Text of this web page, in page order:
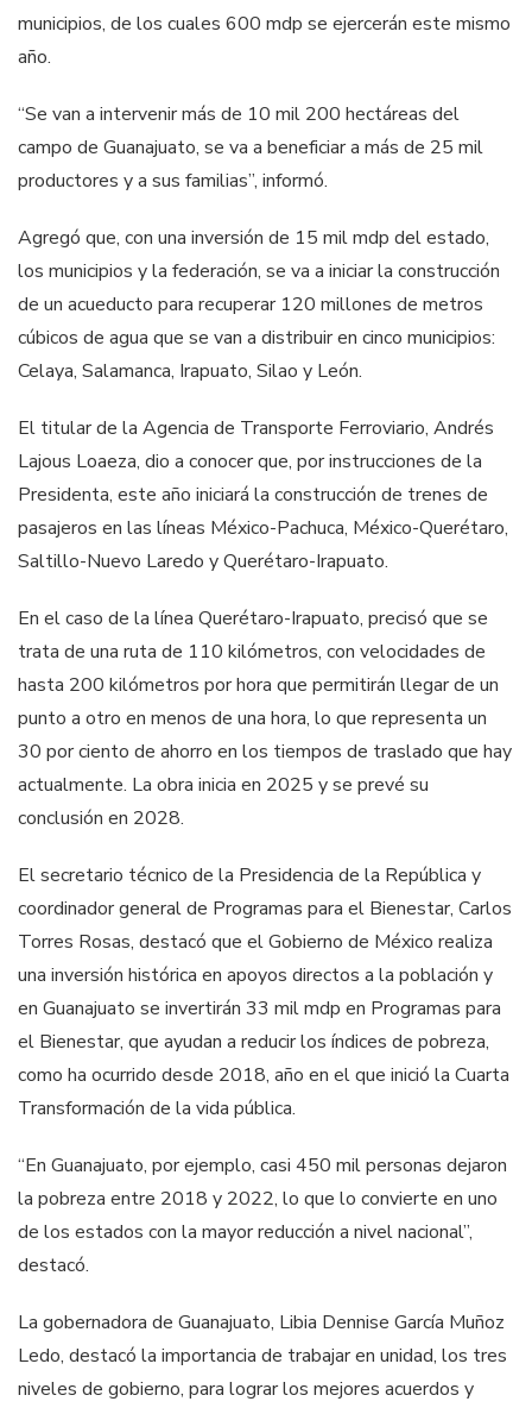
municipios, de los cuales 600 mdp se ejercerán este mismo
año.
“Se van a intervenir más de 10 mil 200 hectáreas del
campo de Guanajuato, se va a beneficiar a más de 25 mil
productores y a sus familias”, informó.
Agregó que, con una inversión de 15 mil mdp del estado,
los municipios y la federación, se va a iniciar la construcción
de un acueducto para recuperar 120 millones de metros
cúbicos de agua que se van a distribuir en cinco municipios:
Celaya, Salamanca, Irapuato, Silao y León.
El titular de la Agencia de Transporte Ferroviario, Andrés
Lajous Loaeza, dio a conocer que, por instrucciones de la
Presidenta, este año iniciará la construcción de trenes de
pasajeros en las líneas México-Pachuca, México-Querétaro,
Saltillo-Nuevo Laredo y Querétaro-Irapuato.
En el caso de la línea Querétaro-Irapuato, precisó que se
trata de una ruta de 110 kilómetros, con velocidades de
hasta 200 kilómetros por hora que permitirán llegar de un
punto a otro en menos de una hora, lo que representa un
30 por ciento de ahorro en los tiempos de traslado que hay
actualmente. La obra inicia en 2025 y se prevé su
conclusión en 2028.
El secretario técnico de la Presidencia de la República y
coordinador general de Programas para el Bienestar, Carlos
Torres Rosas, destacó que el Gobierno de México realiza
una inversión histórica en apoyos directos a la población y
en Guanajuato se invertirán 33 mil mdp en Programas para
el Bienestar, que ayudan a reducir los índices de pobreza,
como ha ocurrido desde 2018, año en el que inició la Cuarta
Transformación de la vida pública.
“En Guanajuato, por ejemplo, casi 450 mil personas dejaron
la pobreza entre 2018 y 2022, lo que lo convierte en uno
de los estados con la mayor reducción a nivel nacional”,
destacó.
La gobernadora de Guanajuato, Libia Dennise García Muñoz
Ledo, destacó la importancia de trabajar en unidad, los tres
niveles de gobierno, para lograr los mejores acuerdos y